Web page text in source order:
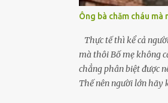
Ông bà chăm cháu
Thực tế thì kể cả
mà thôi Bố mẹ không
chẳng phân biệt được
Thế nên người lớn hãy